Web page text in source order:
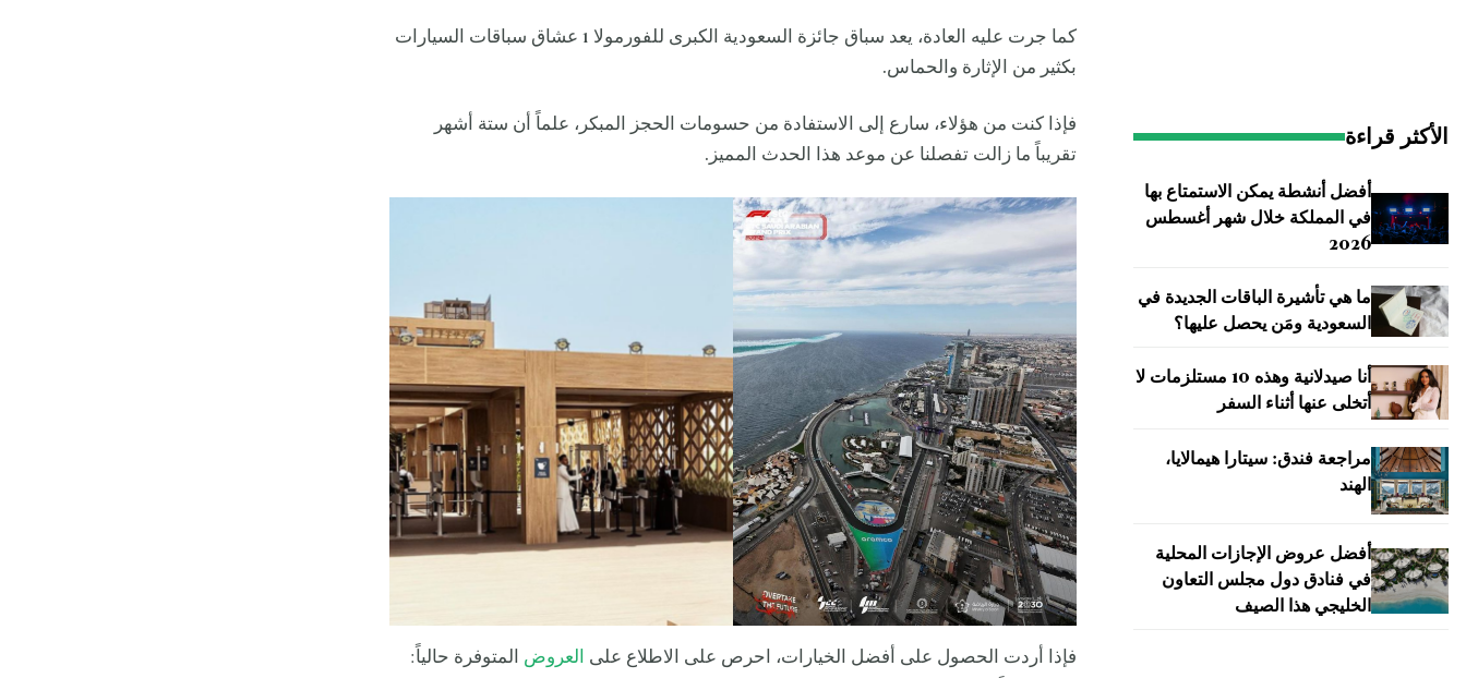
الأكثر قراءة
أفضل أنشطة يمكن الاستمتاع بها
في المملكة خلال شهر أغسطس
2026
ما هي تأشيرة الباقات الجديدة في
السعودية ومَن يحصل عليها؟
أنا صيدلانية وهذه 10 مستلزمات لا
أتخلى عنها أثناء السفر
مراجعة فندق: سيتارا هيمالايا،
الهند
أفضل عروض الإجازات المحلية
في فنادق دول مجلس التعاون
الخليجي هذا الصيف
كما جرت عليه العادة، يعد سباق جائزة السعودية الكبرى للفورمولا 1 عشاق سباقات السيارات
بكثير من الإثارة والحماس.
فإذا كنت من هؤلاء، سارع إلى الاستفادة من حسومات الحجز المبكر، علماً أن ستة أشهر
تقريباً ما زالت تفصلنا عن موعد هذا الحدث المميز.
فإذا أردت الحصول على أفضل الخيارات، احرص على الاطلاع على العروض المتوفرة حالياً: